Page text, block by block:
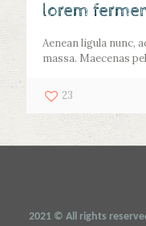
lorem
Aenean ligula nunc,
massa. Maecenas
23
2021 © All rights